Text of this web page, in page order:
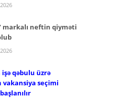
markalı neftin qiyməti
qəbulu üzrə
vakansiya seçimi